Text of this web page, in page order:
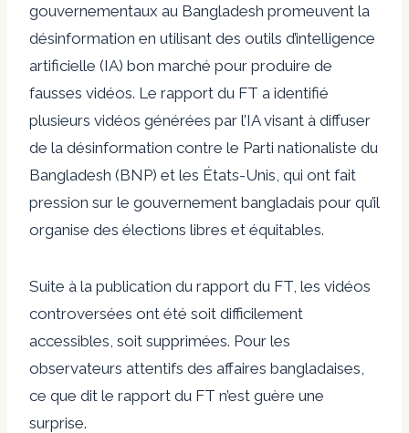
gouvernementaux au Bangladesh promeuvent la
désinformation en utilisant des outils d’intelligence
artificielle (IA) bon marché pour produire de
fausses vidéos. Le rapport du FT a identifié
plusieurs vidéos générées par l’IA visant à diffuser
de la désinformation contre le Parti nationaliste du
Bangladesh (BNP) et les États-Unis, qui ont fait
pression sur le gouvernement bangladais pour qu’il
organise des élections libres et équitables.
Suite à la publication du rapport du FT, les vidéos
controversées ont été soit difficilement
accessibles, soit supprimées. Pour les
observateurs attentifs des affaires bangladaises,
ce que dit le rapport du FT n’est guère une
surprise.